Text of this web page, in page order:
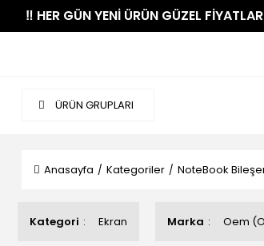
​‼️​ HER GÜN YENİ ÜRÜN GÜZEL
ÜRÜN GRUPLARI
Anasayfa Kategoriler NoteBook
Kategori Ekran Marka Oem